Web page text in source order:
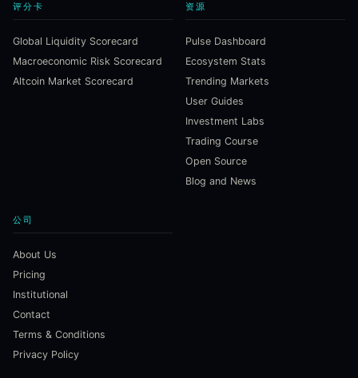
评分卡
Global Liquidity Scorecard
Macroeconomic Risk Scorecard
Altcoin Market Scorecard
资源
Pulse Dashboard
Ecosystem Stats
Trending Markets
User Guides
Investment Labs
Trading Course
Open Source
Blog and News
公司
About Us
Pricing
Institutional
Contact
Terms & Conditions
Privacy Policy